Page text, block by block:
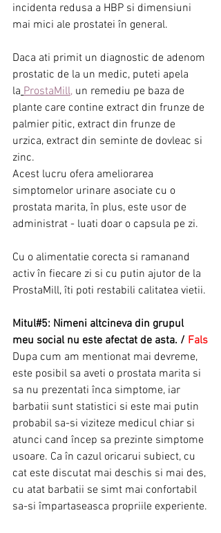
incidenta redusa a HBP si dimensiuni
mai mici ale prostatei în general.
Daca ati primit un diagnostic de adenom
prostatic de la un medic, puteti apela
la ProstaMill, un remediu pe baza de
plante care contine extract din frunze de
palmier pitic, extract din frunze de
urzica, extract din seminte de dovleac si
zinc.
Acest lucru ofera ameliorarea
simptomelor urinare asociate cu o
prostata marita, în plus, este usor de
administrat - luati doar o capsula pe zi.
Cu o alimentatie corecta si ramanand
activ în fiecare zi si cu putin ajutor de la
ProstaMill, îti poti restabili calitatea vietii.
Mitul#5: Nimeni altcineva din grupul
meu social nu este afectat de asta. / Fals
Dupa cum am mentionat mai devreme,
este posibil sa aveti o prostata marita si
sa nu prezentati înca simptome, iar
barbatii sunt statistici si este mai putin
probabil sa-si viziteze medicul chiar si
atunci cand încep sa prezinte simptome
usoare. Ca în cazul oricarui subiect, cu
cat este discutat mai deschis si mai des,
cu atat barbatii se simt mai confortabil
sa-si împartaseasca propriile experiente.